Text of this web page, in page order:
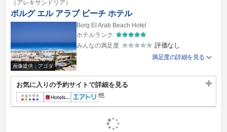
（アレキサンドリア）
ボルグ エル アラブ ビーチ ホテル
画像提供：アゴダ
Borg El Arab Beach Hotel
ホテルランク
みんなの満足度
評価なし
満足度の詳細を見る
お気に入りの予約サイトで詳細を見る
他